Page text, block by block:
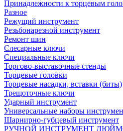
Принадлежности к торцевым
Разное
Режущий инструмент
Резьбонарезной инструмент
Ремонт шин
Слесарные ключи
Специальные ключи
Торгово-выставочные стенды
Торцевые головки
Торцевые насадки, вставки (биты)
Трещоточные ключи
Ударный инструмент
Универсальные наборы
Шарнирно-губцевый инструмент
РУЧНОЙ ИНСТРУМЕНТ